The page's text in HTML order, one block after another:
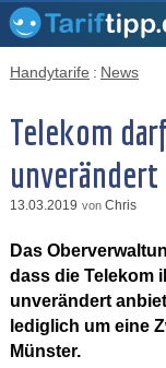
Handytarife : News
Telekom
13.03.2019 von Chris
Das
dass die Telekom
unverändert
lediglich um eine
Münster.